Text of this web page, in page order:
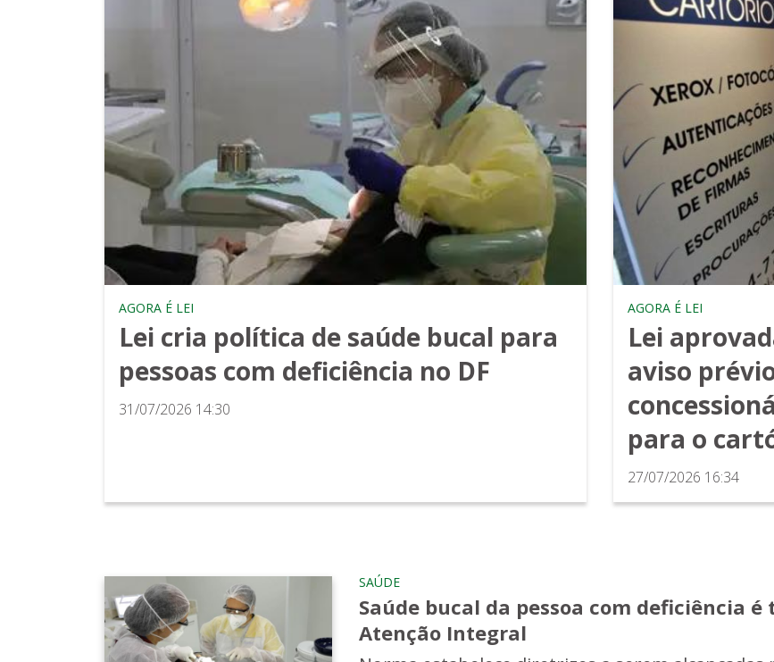
AGORA É LEI
Lei cria política de saúde bucal para
pessoas com deficiência no DF
31/07/2026 14:30
AGORA É LEI
Lei
aviso
para o
27/07/2026 16:34
SAÚDE
Saúde bucal da pessoa com deficiência
Atenção Integral